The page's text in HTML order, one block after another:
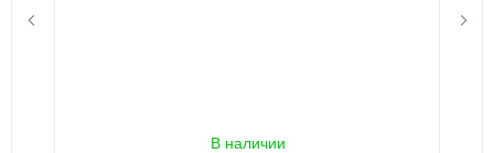
В наличии